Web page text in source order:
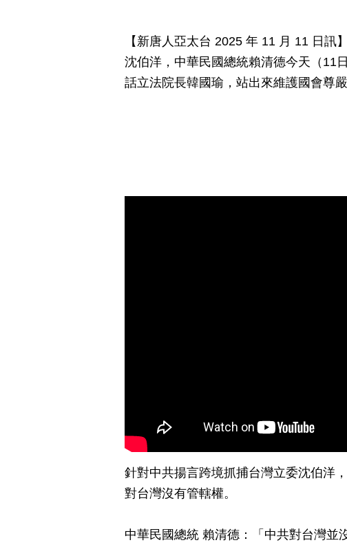
【新唐人亞太台 2025 年 11 月 11 日訊
沈伯洋，中華民國總統賴清德今天（11
話立法院長韓國瑜，站出來維護國會尊嚴
針對中共揚言跨境抓捕台灣立委沈伯洋
對台灣沒有管轄權。
中華民國總統 賴清德：「中共對台灣並